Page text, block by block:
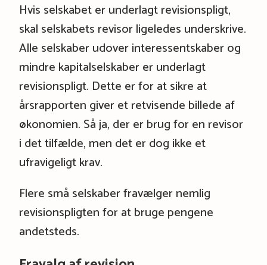
Hvis selskabet er underlagt revisionspligt,
skal selskabets revisor ligeledes underskrive.
Alle selskaber udover interessentskaber og
mindre kapitalselskaber er underlagt
revisionspligt. Dette er for at sikre at
årsrapporten giver et retvisende billede af
økonomien. Så ja, der er brug for en revisor
i det tilfælde, men det er dog ikke et
ufravigeligt krav.
Flere små selskaber fravælger nemlig
revisionspligten for at bruge pengene
andetsteds.